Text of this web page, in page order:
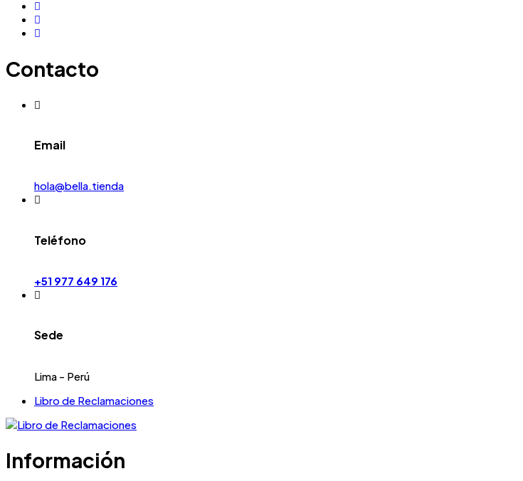
Contacto
Email
hola@bella.tienda
Teléfono
+51 977 649 176
Sede
Lima - Perú
Libro de Reclamaciones
Información